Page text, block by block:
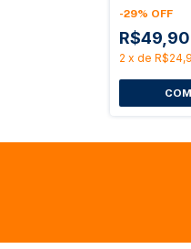
-29% OFF
R$49,90
2 x de